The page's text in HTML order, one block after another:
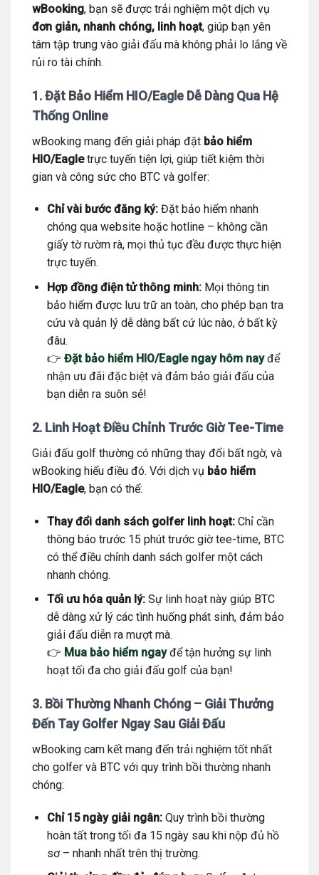
wBooking, bạn sẽ được trải nghiệm một dịch vụ
đơn giản, nhanh chóng, linh hoạt, giúp bạn yên
tâm tập trung vào giải đấu mà không phải lo lắng về
rủi ro tài chính.
1. Đặt Bảo Hiểm HIO/Eagle Dễ Dàng Qua Hệ
Thống Online
wBooking mang đến giải pháp đặt bảo hiểm
HIO/Eagletrực tuyến tiện lợi, giúp tiết kiệm thời
gian và công sức cho BTC và golfer:
Chỉ vài bước đăng ký:Đặt bảo hiểm nhanh
chóng qua website hoặc hotline – không cần
giấy tờ rườm rà, mọi thủ tục đều được thực hiện
trực tuyến.
Hợp đồng điện tử thông minh:Mọi thông tin
bảo hiểm được lưu trữ an toàn, cho phép bạn tra
cứu và quản lý dễ dàng bất cứ lúc nào, ở bất kỳ
đâu.
👉 Đặt bảo hiểm HIO/Eagle ngay hôm nayđể
nhận ưu đãi đặc biệt và đảm bảo giải đấu của
bạn diễn ra suôn sẻ!
2. Linh Hoạt Điều Chỉnh Trước Giờ Tee-Time
Giải đấu golf thường có những thay đổi bất ngờ, và
wBooking hiểu điều đó. Với dịch vụ bảo hiểm
HIO/Eagle, bạn có thể:
Thay đổi danh sách golfer linh hoạt:Chỉ cần
thông báo trước 15 phút trước giờ tee-time, BTC
có thể điều chỉnh danh sách golfer một cách
nhanh chóng.
Tối ưu hóa quản lý:Sự linh hoạt này giúp BTC
dễ dàng xử lý các tình huống phát sinh, đảm bảo
giải đấu diễn ra mượt mà.
👉 Mua bảo hiểm ngayđể tận hưởng sự linh
hoạt tối đa cho giải đấu golf của bạn!
3. Bồi Thường Nhanh Chóng – Giải Thưởng
Đến Tay Golfer Ngay Sau Giải Đấu
wBooking cam kết mang đến trải nghiệm tốt nhất
cho golfer và BTC với quy trình bồi thường nhanh
chóng:
Chỉ 15 ngày giải ngân:Quy trình bồi thường
hoàn tất trong tối đa 15 ngày sau khi nộp đủ hồ
sơ – nhanh nhất trên thị trường.